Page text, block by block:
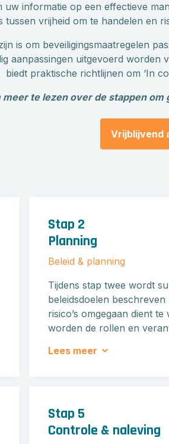
informatie op een effectieve
tussen vrijheid om te handelen en
is om beveiligingsmaatregelen
aanpassingen uitgevoerd
biedt praktische richtlijnen om ‘In
meer te lezen over de stappen
Vrijblijvend
Stap 2
Planning
Beleid & planning
Tijdens stap twee wordt
beleidsdoelen
risico’s omgegaan dient
worden de rollen en
vastgelegd en geborgd.
Lees meer
Stap 5
Controle & naleving